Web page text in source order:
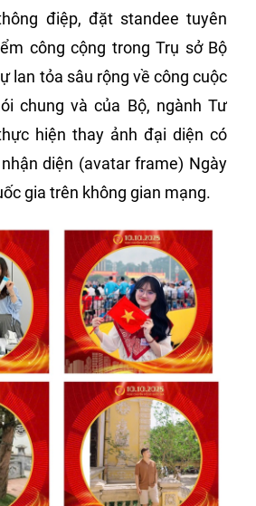
điệp, đặt standee tuyên
công cộng trong Trụ sở Bộ
lan tỏa sâu rộng về công cuộc
chung và của Bộ, ngành Tư
hiện thay ảnh đại diện có
diện (avatar frame) Ngày
gia trên không gian mạng.